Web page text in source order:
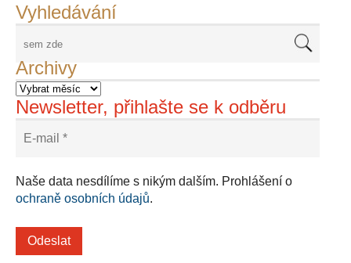
Vyhledávání
Archivy
Newsletter, přihlašte se k odběru
Naše data nesdílíme s nikým dalším. Prohlášení o
ochraně osobních údajů.